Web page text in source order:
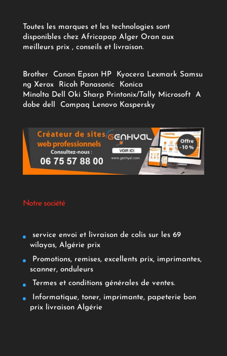
Toutes les marques et les technologies sont
disponibles chez Africapap Alger Oran aux
meilleurs prix , conseils et livraison.
Brother Canon Epson HP Kyocera Lexmark Samsu
ng Xerox Ricoh Panasonic
Konica
Minolta Dell Oki Sharp Printonix/Tally Microsoft
A
dobe dell Compaq Lenovo Kaspersky
Notre société
service envoi et livraison de colis sur les 69
wilayas, Algérie prix
Promotions, remises, excellents prix, imprimantes,
scanner, onduleurs
Termes et conditions générales de ventes.
Informatique, toner, imprimante, papeterie bon
prix livraison Algérie